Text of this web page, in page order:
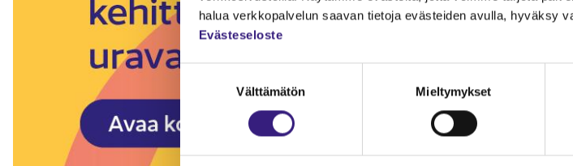
halua verkkopalvelun saavan tietoja evästeiden avulla, hyväksy
Evästeseloste
Suostumuksen
Välttämätön Mieltymykset